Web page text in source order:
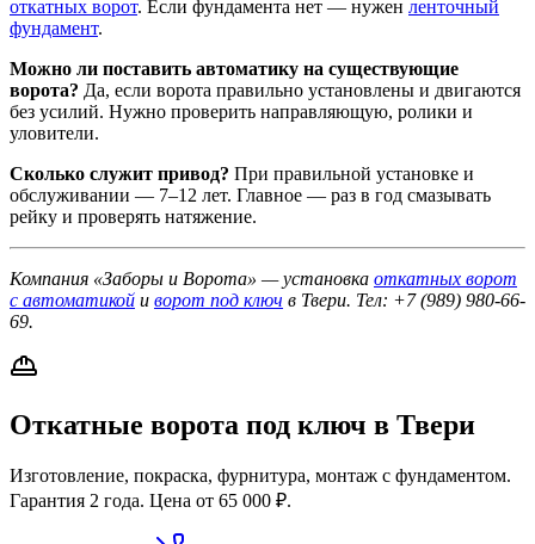
откатных ворот. Если фундамента нет — нужен ленточный
фундамент.
Можно ли поставить автоматику на существующие
ворота? Да, если ворота правильно установлены и двигаются
без усилий. Нужно проверить направляющую, ролики и
уловители.
Сколько служит привод? При правильной установке и
обслуживании — 7–12 лет. Главное — раз в год смазывать
рейку и проверять натяжение.
Компания «Заборы и Ворота» — установка откатных ворот
с автоматикой и ворот под ключ в Твери. Тел: +7 (989) 980-66-
69.
Откатные ворота под ключ в Твери
Изготовление, покраска, фурнитура, монтаж с фундаментом.
Гарантия 2 года. Цена от 65 000 ₽.